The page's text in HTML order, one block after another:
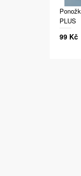
PLUS
99 Kč